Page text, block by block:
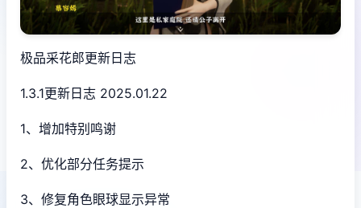
极品采花郎更新日志
1.3.1更新日志 2025.01.22
1、增加特别鸣谢
2、优化部分任务提示
3、修复角色眼球显示异常